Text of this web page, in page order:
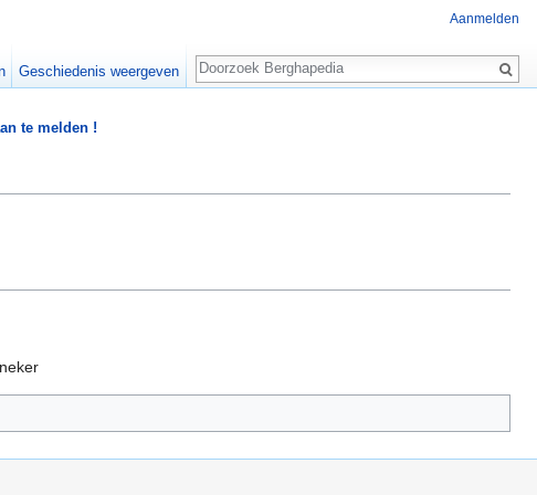
te melden !
Aanmelden
Geschiedenis weergeven
Zoeken